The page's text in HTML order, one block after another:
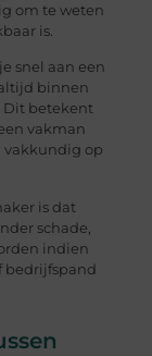
om te weten
is.
snel aan een
binnen
betekent
vakman
vakkundig op
is dat
schade,
indien
bedrijfspand